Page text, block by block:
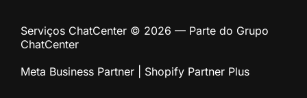
Serviços ChatCenter © 2026 — Parte do Grupo
ChatCenter
Meta Business Partner | Shopify Partner Plus